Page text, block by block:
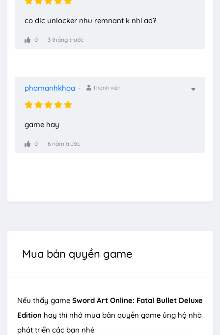
co dlc unlocker nhu remnant k nhi ad?
0 3 tháng trước
phamanhkhoa Thành viên
game hay
0 6 năm trước
Mua bản quyền game
Nếu thấy game Sword Art Online: Fatal Bullet Deluxe
Edition hay thì nhớ mua bản quyền game ủng hộ nhà
phát triển các bạn nhé